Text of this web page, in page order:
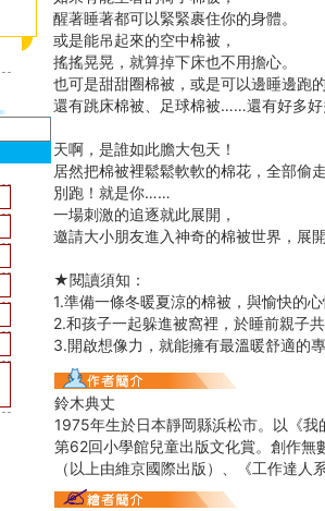
醒著睡著都可以緊緊裹住你的身體。
或是能吊起來的空中棉被，
搖搖晃晃，就算掉下床也不用擔心。
也可是甜甜圈棉被，或是可以邊睡邊跑
還有跳床棉被、足球棉被……還有好多
天啊，是誰如此膽大包天！
居然把棉被裡鬆鬆軟軟的棉花，全部偷
別跑！就是你……
一場刺激的追逐就此展開，
邀請大小朋友進入神奇的棉被世界，展
★閱讀須知：
1.準備一條冬暖夏涼的棉被，與愉快的
2.和孩子一起躲進被窩裡，於睡前親子
3.開啟想像力，就能擁有最溫暖舒適的
鈴木典丈
1975年生於日本靜岡縣浜松市。以《
第62回小學館兒童出版文化賞。創作無
（以上由維京國際出版）、《工作達